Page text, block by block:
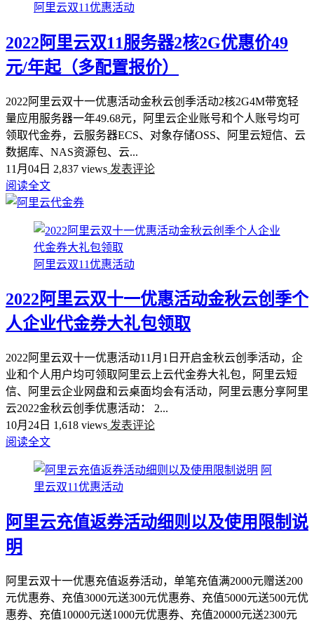
阿里云双11优惠活动
2022阿里云双11服务器2核2G优惠价49
元/年起（多配置报价）
2022阿里云双十一优惠活动金秋云创季活动2核2G4M带宽轻
量应用服务器一年49.68元，阿里云企业账号和个人账号均可
领取代金券，云服务器ECS、对象存储OSS、阿里云短信、云
数据库、NAS资源包、云...
11月04日 2,837 views 发表评论
阅读全文
阿里云双11优惠活动
2022阿里云双十一优惠活动金秋云创季个
人企业代金券大礼包领取
2022阿里云双十一优惠活动11月1日开启金秋云创季活动，企
业和个人用户均可领取阿里云上云代金券大礼包，阿里云短
信、阿里云企业网盘和云桌面均会有活动，阿里云惠分享阿里
云2022金秋云创季优惠活动： 2...
10月24日 1,618 views 发表评论
阅读全文
阿
里云双11优惠活动
阿里云充值返券活动细则以及使用限制说
明
阿里云双十一优惠充值返券活动，单笔充值满2000元赠送200
元优惠券、充值3000元送300元优惠券、充值5000元送500元优
惠券、充值10000元送1000元优惠券、充值20000元送2300元